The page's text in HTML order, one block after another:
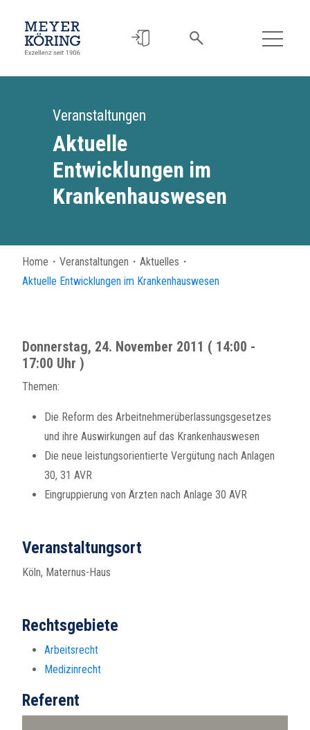
Veranstaltungen
Aktuelle
Entwicklungen im
Krankenhauswesen
Home ・ Veranstaltungen ・ Aktuelles ・
Aktuelle Entwicklungen im Krankenhauswesen
Donnerstag, 24. November 2011 ( 14:00 -
17:00 Uhr )
Themen:
Die Reform des Arbeitnehmerüberlassungsgesetzes
und ihre Auswirkungen auf das Krankenhauswesen
Die neue leistungsorientierte Vergütung nach Anlagen
30, 31 AVR
Eingruppierung von Ärzten nach Anlage 30 AVR
Veranstaltungsort
Köln, Maternus-Haus
Rechtsgebiete
Arbeitsrecht
Medizinrecht
Referent